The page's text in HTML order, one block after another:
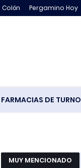
Colón Pergamino Hoy
FARMACIAS DE TURNO
MUY MENCIONADO